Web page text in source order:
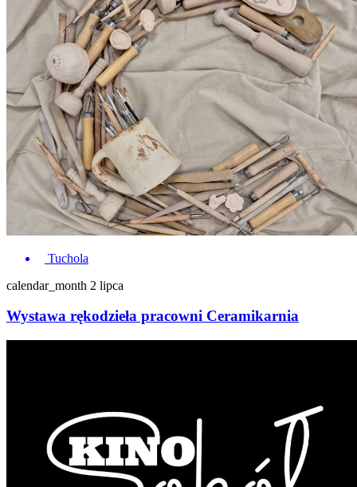
Tuchola
calendar_month 2 lipca
Wystawa rękodzieła pracowni Ceramikarnia